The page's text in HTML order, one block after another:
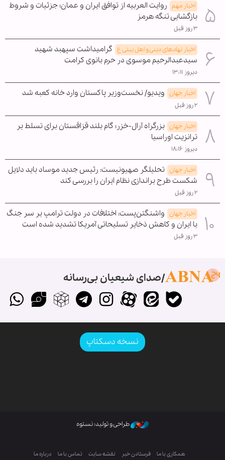
اخبار مهم روایت العربیه از توافق ایران و عمان؛ جزئیات و شروط
بازگشایی تنگه هرمز
۳ روز قبل
اخبار نهادهای دینی و اهل بیتی ع گرامیداشت سپهبد شهید
سیدعبدالرحیم موسوی در حرم بانوی کرامت
دیروز ۱۳:۱۱
اخبار جهان ویدیو/ نخست‌وزیر پاکستان وارد خانه کعبه شد
۲ روز قبل
اخبار جهان بزرگراه آرال-خزر؛ گام بلند قزاقستان برای تسلط بر
ترانزیت اوراسیا
دیروز ۱۸:۱۶
اخبار جهان تحلیلگر صهیونیست: رئیس جدید موساد باید دلایل
شکست طرح براندازی نظام ایران را بررسی کند
۲ روز قبل
اخبار جهان واشنگتن‌پست: اختلافات در دولت ترامپ بر سر جنگ
با ایران و کاهش ذخایر تسلیحاتی آمریکا تشدید شده است
۳ روز قبل
صدای شیعیان بی‌رسانه
نسخه دسکتاپ
طراحی و تولید: نستوه
همکاری با ما فرستادن خبر نقشه سایت تماس با ما درباره ما